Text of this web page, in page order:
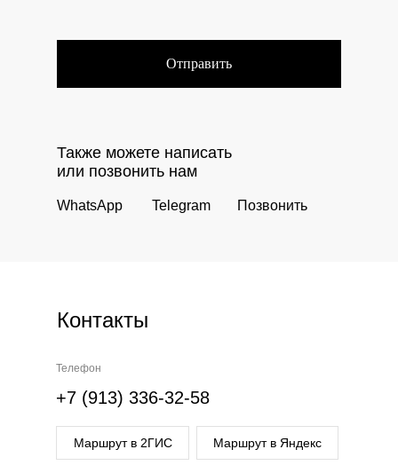
Отправить
Позвонить
Telegram
WhatsApp
Также можете написать
или позвонить нам
Контакты
Телефон
+7 (913) 336-32-58
Маршрут в 2ГИС Маршрут в Яндекс